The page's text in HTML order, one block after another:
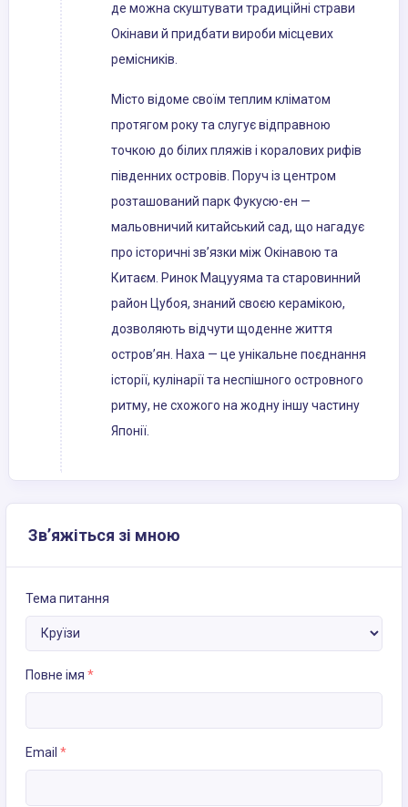
де можна скуштувати традиційні страви
Окінави й придбати вироби місцевих
ремісників.
Місто відоме своїм теплим кліматом
протягом року та слугує відправною
точкою до білих пляжів і коралових рифів
південних островів. Поруч із центром
розташований парк Фукусю-ен —
мальовничий китайський сад, що нагадує
про історичні зв’язки між Окінавою та
Китаєм. Ринок Мацууяма та старовинний
район Цубоя, знаний своєю керамікою,
дозволяють відчути щоденне життя
остров’ян. Наха — це унікальне поєднання
історії, кулінарії та неспішного островного
ритму, не схожого на жодну іншу частину
Японії.
Зв’яжіться зі мною
Тема питання
Повне імя *
Email *